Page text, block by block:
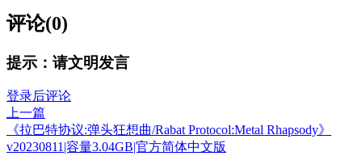
评论(0)
提示：请文明发言
登录后评论
上一篇
《拉巴特协议:弹头狂想曲/Rabat Protocol:Metal Rhapsody》
v20230811|容量3.04GB|官方简体中文版